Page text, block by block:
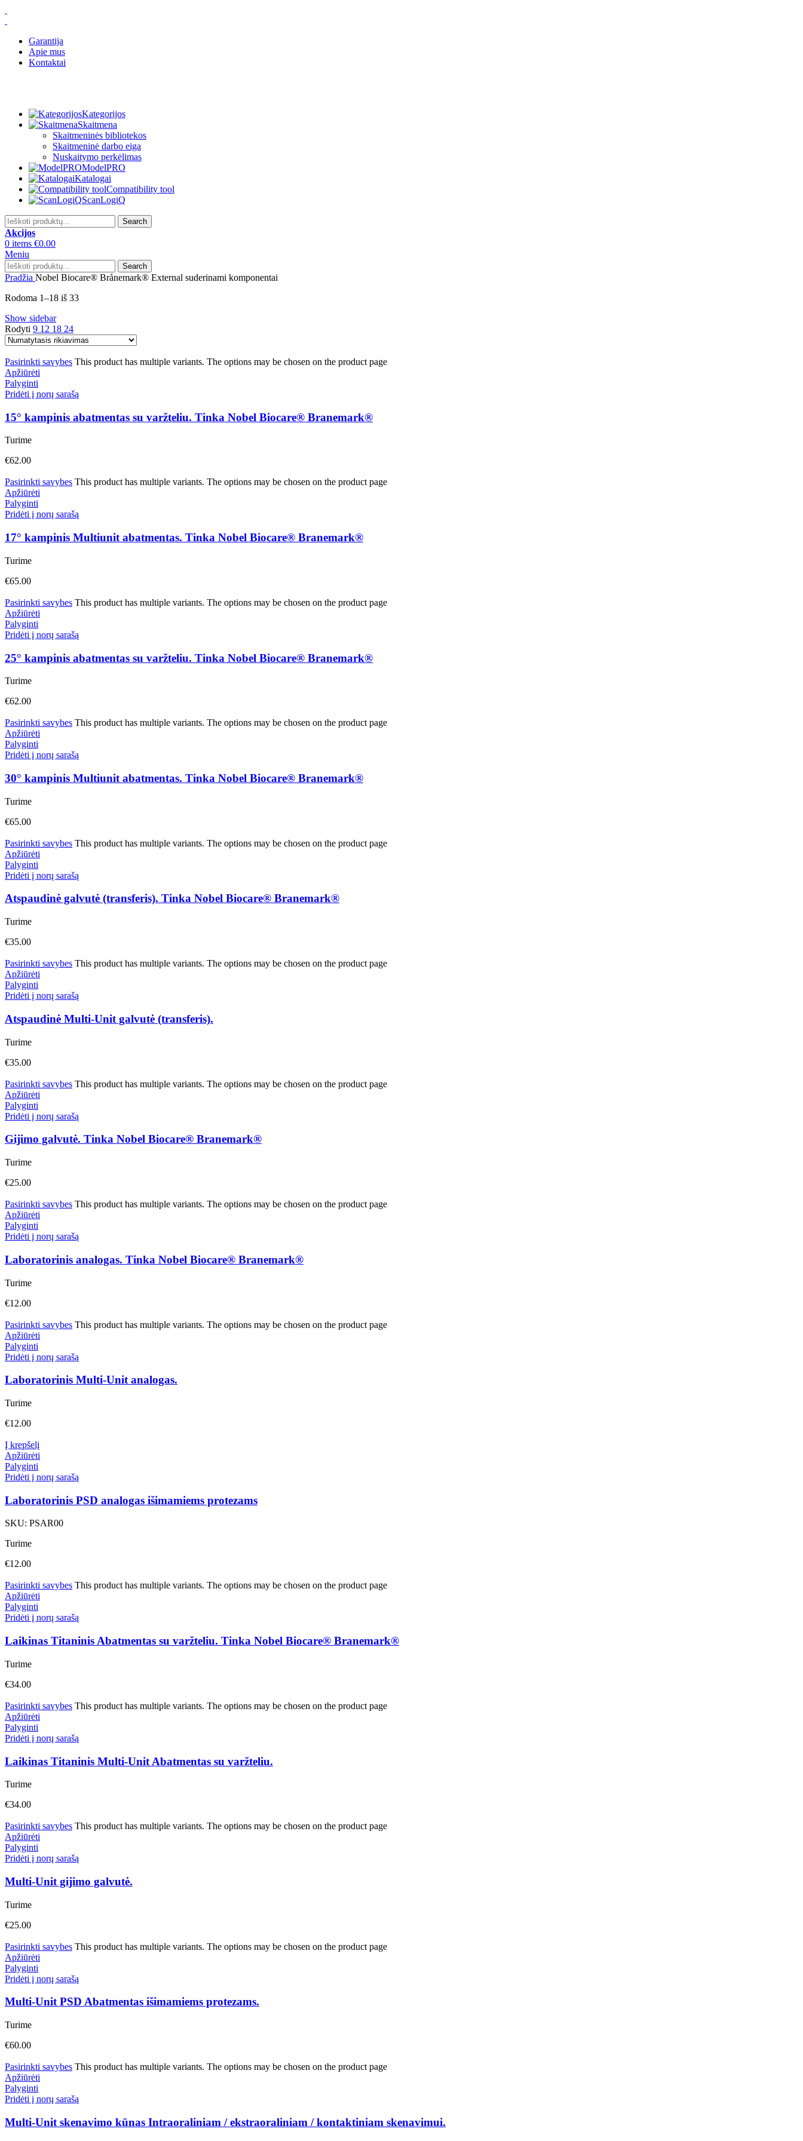
Garantija
Apie mus
Kontaktai
Kategorijos
Skaitmena
Skaitmeninės bibliotekos
Skaitmeninė darbo eiga
Nuskaitymo perkėlimas
ModelPRO
Katalogai
Compatibility tool
ScanLogiQ
Search
Akcijos
0 items €0.00
Meniu
Search
Pradžia Nobel Biocare® Brånemark® External suderinami komponentai
Rodoma 1–18 iš 33
Show sidebar
Rodyti 9 12 18 24
Pasirinkti savybes This product has multiple variants. The options may be chosen on the product page
Apžiūrėti
Palyginti
Pridėti į norų sarašą
15° kampinis abatmentas su varžteliu. Tinka Nobel Biocare® Branemark®
Turime
€62.00
Pasirinkti savybes This product has multiple variants. The options may be chosen on the product page
Apžiūrėti
Palyginti
Pridėti į norų sarašą
17° kampinis Multiunit abatmentas. Tinka Nobel Biocare® Branemark®
Turime
€65.00
Pasirinkti savybes This product has multiple variants. The options may be chosen on the product page
Apžiūrėti
Palyginti
Pridėti į norų sarašą
25° kampinis abatmentas su varžteliu. Tinka Nobel Biocare® Branemark®
Turime
€62.00
Pasirinkti savybes This product has multiple variants. The options may be chosen on the product page
Apžiūrėti
Palyginti
Pridėti į norų sarašą
30° kampinis Multiunit abatmentas. Tinka Nobel Biocare® Branemark®
Turime
€65.00
Pasirinkti savybes This product has multiple variants. The options may be chosen on the product page
Apžiūrėti
Palyginti
Pridėti į norų sarašą
Atspaudinė galvutė (transferis). Tinka Nobel Biocare® Branemark®
Turime
€35.00
Pasirinkti savybes This product has multiple variants. The options may be chosen on the product page
Apžiūrėti
Palyginti
Pridėti į norų sarašą
Atspaudinė Multi-Unit galvutė (transferis).
Turime
€35.00
Pasirinkti savybes This product has multiple variants. The options may be chosen on the product page
Apžiūrėti
Palyginti
Pridėti į norų sarašą
Gijimo galvutė. Tinka Nobel Biocare® Branemark®
Turime
€25.00
Pasirinkti savybes This product has multiple variants. The options may be chosen on the product page
Apžiūrėti
Palyginti
Pridėti į norų sarašą
Laboratorinis analogas. Tinka Nobel Biocare® Branemark®
Turime
€12.00
Pasirinkti savybes This product has multiple variants. The options may be chosen on the product page
Apžiūrėti
Palyginti
Pridėti į norų sarašą
Laboratorinis Multi-Unit analogas.
Turime
€12.00
Į krepšelį
Apžiūrėti
Palyginti
Pridėti į norų sarašą
Laboratorinis PSD analogas išimamiems protezams
SKU: PSAR00
Turime
€12.00
Pasirinkti savybes This product has multiple variants. The options may be chosen on the product page
Apžiūrėti
Palyginti
Pridėti į norų sarašą
Laikinas Titaninis Abatmentas su varžteliu. Tinka Nobel Biocare® Branemark®
Turime
€34.00
Pasirinkti savybes This product has multiple variants. The options may be chosen on the product page
Apžiūrėti
Palyginti
Pridėti į norų sarašą
Laikinas Titaninis Multi-Unit Abatmentas su varžteliu.
Turime
€34.00
Pasirinkti savybes This product has multiple variants. The options may be chosen on the product page
Apžiūrėti
Palyginti
Pridėti į norų sarašą
Multi-Unit gijimo galvutė.
Turime
€25.00
Pasirinkti savybes This product has multiple variants. The options may be chosen on the product page
Apžiūrėti
Palyginti
Pridėti į norų sarašą
Multi-Unit PSD Abatmentas išimamiems protezams.
Turime
€60.00
Pasirinkti savybes This product has multiple variants. The options may be chosen on the product page
Apžiūrėti
Palyginti
Pridėti į norų sarašą
Multi-Unit skenavimo kūnas Intraoraliniam / ekstraoraliniam / kontaktiniam skenavimui.